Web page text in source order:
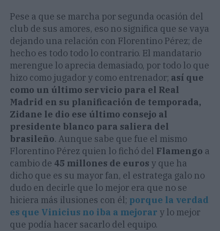
Pese a que se marcha por segunda ocasión del
club de sus amores, eso no significa que se vaya
dejando una relación con Florentino Pérez; de
hecho es todo todo lo contrario. El mandatario
merengue lo aprecia demasiado, por todo lo que
hizo como jugador y como entrenador; así que
como un último servicio para el Real
Madrid en su planificación de temporada,
Zidane le dio ese último consejo al
presidente blanco para saliera del
brasileño. Aunque sabe que fue el mismo
Florentino Pérez quien lo fichó del Flamengo a
cambio de 45 millones de euros y que ha
dicho que es su mayor fan, el estratega galo no
dudo en decirle que lo mejor era que no se
hiciera más ilusiones con él; porque la verdad
es que Vinicius no iba a mejorar y lo mejor
que podía hacer sacarlo del equipo.